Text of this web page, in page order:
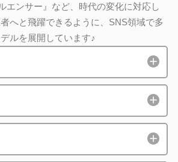
エンサー』など、時代の変化に対応し
へと飛躍できるように、SNS領域で多
ルを展開しています♪